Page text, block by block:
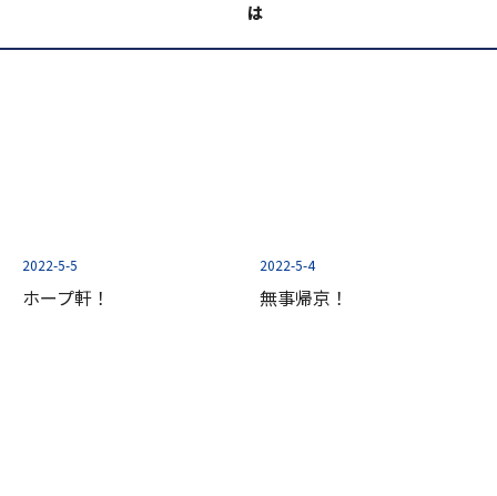
は
2022-5-5
ホープ軒！
2022-5-4
無事帰京！